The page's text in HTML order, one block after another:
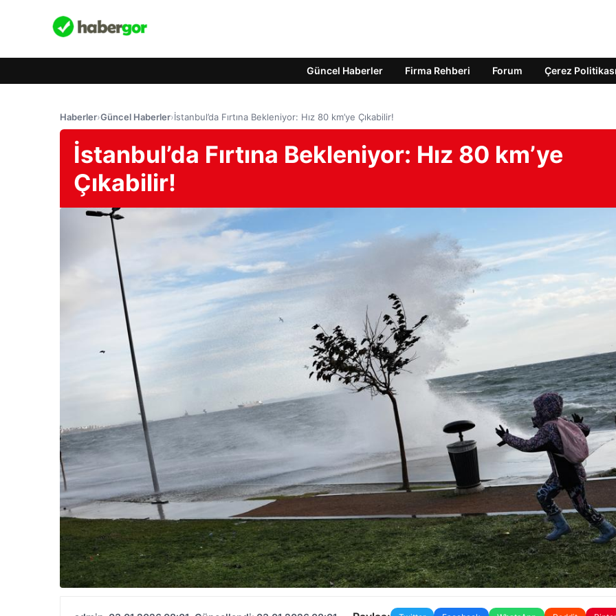
Güncel Haberler Firma Rehberi Forum Çerez Politikası
Haberler›Güncel Haberler›İstanbul’da Fırtına Bekleniyor: Hız 80 km’ye Çıkabilir!
İstanbul’da Fırtına Bekleniyor: Hız 80 km’ye
Çıkabilir!